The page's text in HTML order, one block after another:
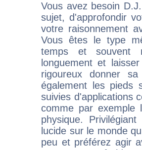
Vous avez besoin
sujet, d'approfondir
votre raisonnement
Vous êtes le type
temps et souvent
longuement et
rigoureux donner
également les pieds
suivies d'applications
comme par exemple
physique.
lucide sur le monde
peu et préférez agir